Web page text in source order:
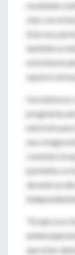
resultados
sólo con el
Esto nos
también es
está
aspecto de la
Fue
programas
nutrición
una cirugía
comentó el
pacientes se
durante un
"El ejercicio
que estar